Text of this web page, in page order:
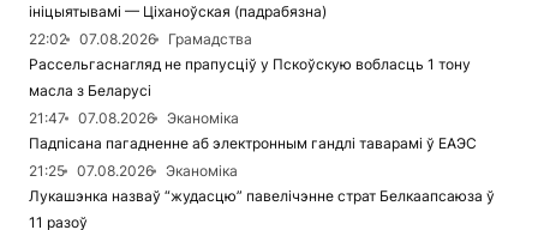
ініцыятывамі — Ціханоўская (падрабязна)
22:02
07.08.2026
Грамадства
Рассельгаснагляд не прапусціў у Пскоўскую вобласць 1 тону
масла з Беларусі
21:47
07.08.2026
Эканоміка
Падпісана пагадненне аб электронным гандлі таварамі ў ЕАЭС
21:25
07.08.2026
Эканоміка
Лукашэнка назваў “жудасцю” павелічэнне страт Белкаапсаюза ў
11 разоў